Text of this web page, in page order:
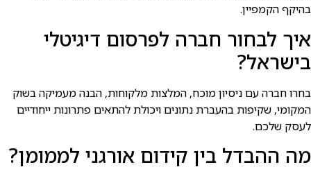
בהיקף הקמפיין.
איך לבחור חברה לפרסום דיגיטלי
בישרא⁠ל?
בחרו חברה עם ניסיון מוכח, המלצות מלקוחות, הבנה מעמיקה בשוק
המקומי, שקיפות בהעברת נתונים ויכולת להתאים פתרונות ייחודיים
לעסק שלכם.
מה ההבדל בין קידום אורגני לממומן?